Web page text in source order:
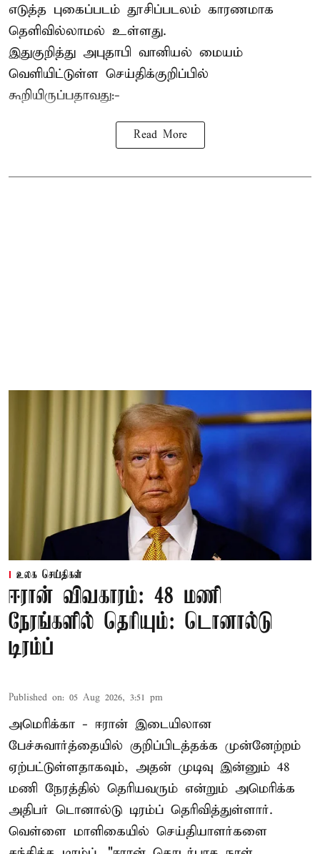
எடுத்த புகைப்படம் தூசிப்படலம் காரணமாக
தெளிவில்லாமல் உள்ளது.
இதுகுறித்து அபுதாபி வானியல் மையம்
வெளியிட்டுள்ள செய்திக்குறிப்பில்
கூறியிருப்பதாவது:-
Read More
உலக செய்திகள்
ஈரான் விவகாரம்: 48 மணி
நேரங்களில் தெரியும்: டொனால்டு
டிரம்ப்
Published on: 05 Aug 2026, 3:51 pm
அமெரிக்கா - ஈரான் இடையிலான
பேச்சுவார்த்தையில் குறிப்பிடத்தக்க முன்னேற்றம்
ஏற்பட்டுள்ளதாகவும், அதன் முடிவு இன்னும் 48
மணி நேரத்தில் தெரியவரும் என்றும் அமெரிக்க
அதிபர் டொனால்டு டிரம்ப் தெரிவித்துள்ளார்.
வெள்ளை மாளிகையில் செய்தியாளர்களை